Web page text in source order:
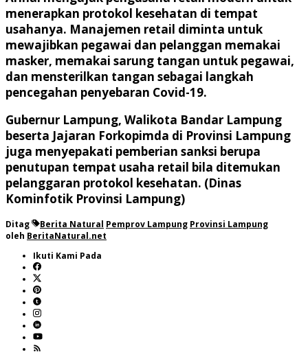
menerapkan protokol kesehatan di tempat
usahanya. Manajemen retail diminta untuk
mewajibkan pegawai dan pelanggan memakai
masker, memakai sarung tangan untuk pegawai,
dan mensterilkan tangan sebagai langkah
pencegahan penyebaran Covid-19.
Gubernur Lampung, Walikota Bandar Lampung
beserta Jajaran Forkopimda di Provinsi Lampung
juga menyepakati pemberian sanksi berupa
penutupan tempat usaha retail bila ditemukan
pelanggaran protokol kesehatan. (Dinas
Kominfotik Provinsi Lampung)
Ditag Berita Natural Pemprov Lampung Provinsi Lampung
oleh BeritaNatural.net
Ikuti Kami Pada